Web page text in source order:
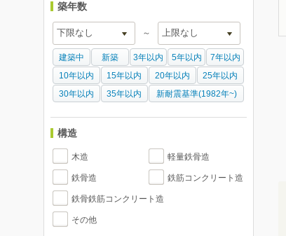
築年数
～
建築中 新築 3年以内 5年以内
7年以内
10年以内
15年以内 20年以内
25年以内
30年以内
35年以内 新耐震基準(1982年~)
構造
木造 軽量鉄骨造
鉄骨造 鉄筋コンクリート造
鉄骨鉄筋コンクリート造
その他